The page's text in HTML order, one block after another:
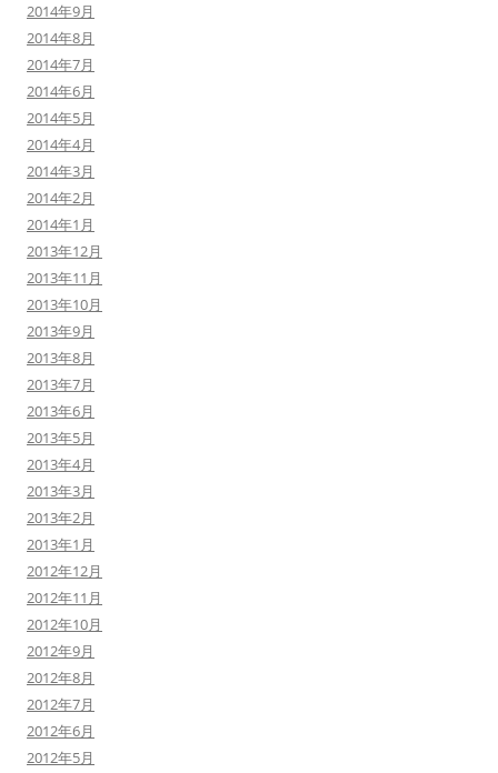
2014年9月
2014年8月
2014年7月
2014年6月
2014年5月
2014年4月
2014年3月
2014年2月
2014年1月
2013年12月
2013年11月
2013年10月
2013年9月
2013年8月
2013年7月
2013年6月
2013年5月
2013年4月
2013年3月
2013年2月
2013年1月
2012年12月
2012年11月
2012年10月
2012年9月
2012年8月
2012年7月
2012年6月
2012年5月